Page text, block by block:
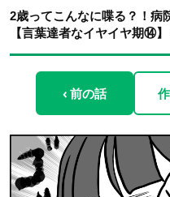
2歳ってこんなに喋る？！病
【言葉達者なイヤイヤ期⑭
‹ 前の話